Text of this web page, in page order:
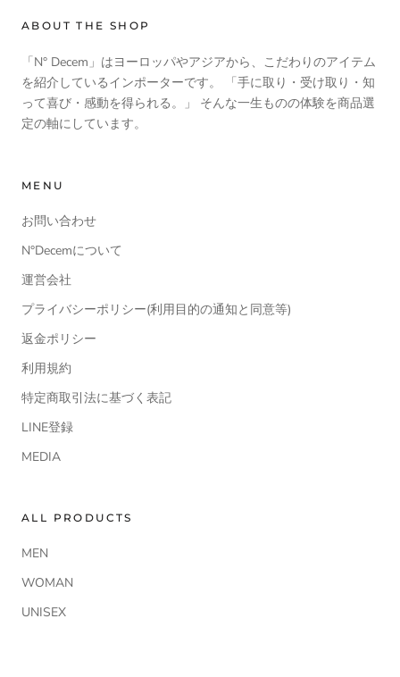
ABOUT THE SHOP
「N° Decem」はヨーロッパやアジアから、こだわりのアイテム
を紹介しているインポーターです。 「手に取り・受け取り・知
って喜び・感動を得られる。」 そんな一生ものの体験を商品選
定の軸にしています。
MENU
お問い合わせ
N°Decemについて
運営会社
プライバシーポリシー(利用目的の通知と同意等)
返金ポリシー
利用規約
特定商取引法に基づく表記
LINE登録
MEDIA
ALL PRODUCTS
MEN
WOMAN
UNISEX